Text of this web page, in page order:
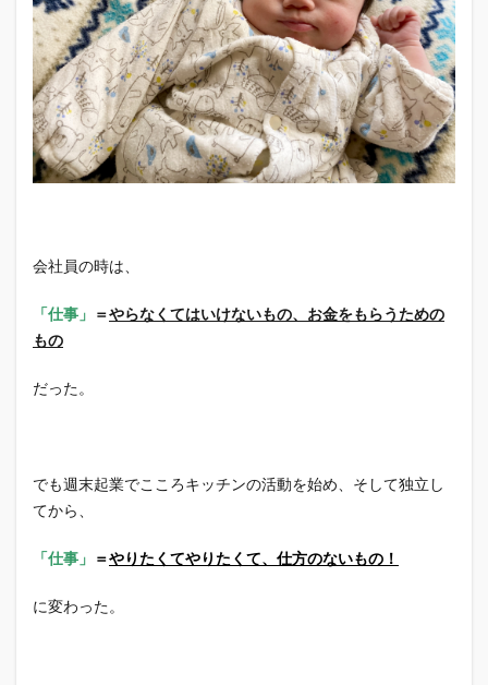
会社員の時は、
「仕事」 ＝やらなくてはいけないもの、お金をもらうための
もの
だった。
でも週末起業でこころキッチンの活動を始め、そして独立し
てから、
「仕事」 ＝やりたくてやりたくて、仕方のないもの！
に変わった。